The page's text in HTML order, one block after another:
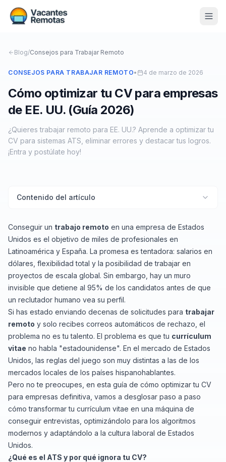
Vacantes
Blog
Nosotros
Contacto
Calculadora Freelance
Blog/Consejos para Trabajar Remoto
CONSEJOS PARA TRABAJAR REMOTO• 4 de marzo de 2026
Cómo optimizar tu CV para empresas
de EE. UU. (Guía 2026)
¿Quieres trabajar remoto para EE. UU.? Aprende a optimizar tu
CV para sistemas ATS, eliminar errores y destacar tus logros.
¡Entra y postúlate hoy!
Contenido del artículo
Conseguir un trabajo remoto en una empresa de Estados
Unidos es el objetivo de miles de profesionales en
Latinoamérica y España. La promesa es tentadora: salarios en
dólares, flexibilidad total y la posibilidad de trabajar en
proyectos de escala global. Sin embargo, hay un muro
invisible que detiene al 95% de los candidatos antes de que
un reclutador humano vea su perfil.
Si has estado enviando decenas de solicitudes para trabajar
remoto y solo recibes correos automáticos de rechazo, el
problema no es tu talento. El problema es que tu currículum
vitae no habla "estadounidense". En el mercado de Estados
Unidos, las reglas del juego son muy distintas a las de los
mercados locales de los países hispanohablantes.
Pero no te preocupes, en esta guía de cómo optimizar tu CV
para empresas definitiva, vamos a desglosar paso a paso
cómo transformar tu currículum vitae en una máquina de
conseguir entrevistas, optimizándolo para los algoritmos
modernos y adaptándolo a la cultura laboral de Estados
Unidos.
¿Qué es el ATS y por qué ignora tu CV?